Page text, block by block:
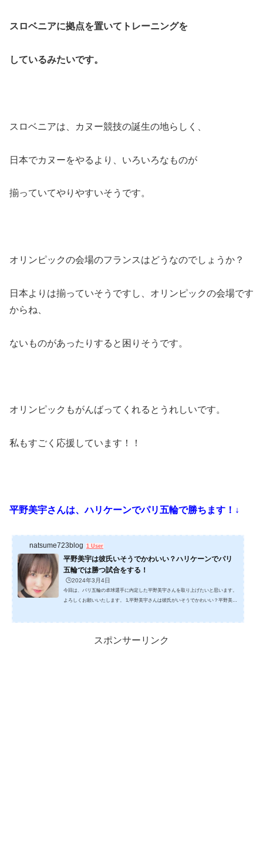
スロベニアに拠点を置いてトレーニングを
しているみたいです。
スロベニアは、カヌー競技の誕生の地らしく、
日本でカヌーをやるより、いろいろなものが
揃っていてやりやすいそうです。
オリンピックの会場のフランスはどうなのでしょうか？
日本よりは揃っていそうですし、オリンピックの会場です
からね、
ないものがあったりすると困りそうです。
オリンピックもがんばってくれるとうれしいです。
私もすごく応援しています！！
平野美宇さんは、ハリケーンでパリ五輪で勝ちます！↓
natsume723blog 1 User
平野美宇は彼氏いそうでかわいい？ハリケーンでパリ
五輪では勝つ試合をする！
🕒️2024年3月4日
今回は、パリ五輪の卓球選手に内定した平野美宇さんを取り上げたいと思います。
よろしくお願いいたします。 1,平野美宇さんは彼氏がいそうでかわいい？平野美宇
いろいろな国の人たちと渡り合わないといけないのは、一般の方が考える以上にも
スポンサーリンク